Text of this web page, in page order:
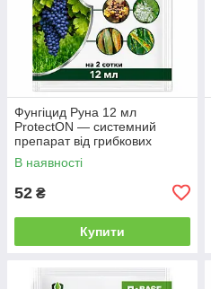
Фунгіцид Руна 12 мл
ProtectON — системний
препарат від грибкових
хвороб
В наявності
52 ₴
Купити